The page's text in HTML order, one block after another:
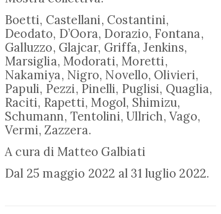
Boetti, Castellani, Costantini,
Deodato, D’Oora, Dorazio, Fontana,
Galluzzo, Glajcar, Griffa, Jenkins,
Marsiglia, Modorati, Moretti,
Nakamiya, Nigro, Novello, Olivieri,
Papuli, Pezzi, Pinelli, Puglisi, Quaglia,
Raciti, Rapetti, Mogol, Shimizu,
Schumann, Tentolini, Ullrich, Vago,
Vermi, Zazzera.
A cura di Matteo Galbiati
Dal 25 maggio 2022 al 31 luglio 2022.